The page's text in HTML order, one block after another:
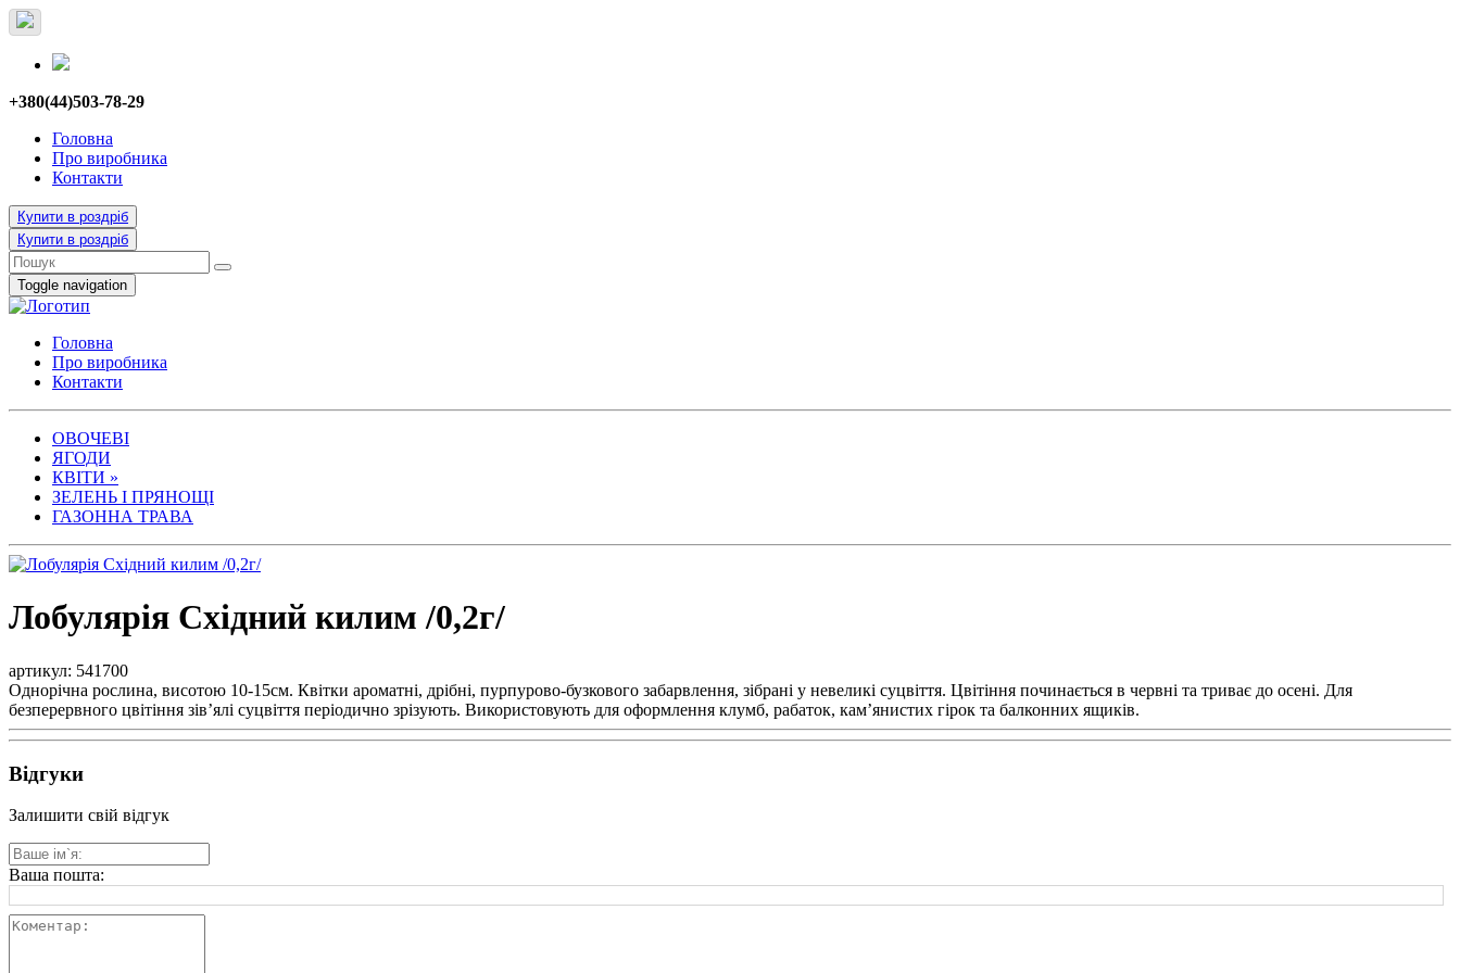
+380(44)503-78-29
Головна
Про виробника
Контакти
Купити в роздріб
Купити в роздріб
Toggle navigation
Головна
Про виробника
Контакти
ОВОЧЕВІ
ЯГОДИ
КВІТИ »
ЗЕЛЕНЬ І ПРЯНОЩІ
ГАЗОННА ТРАВА
Лобулярія Східний килим /0,2г/
артикул: 541700
Однорічна рослина, висотою 10-15см. Квітки ароматні, дрібні, пурпурово-бузкового забарвлення, зібрані у невеликі суцвіття. Цвітіння починається в червні та триває до осені. Для
безперервного цвітіння зів’ялі суцвіття періодично зрізують. Використовують для оформлення клумб, рабаток, кам’янистих гірок та балконних ящиків.
Відгуки
Залишити свій відгук
Ваша пошта: